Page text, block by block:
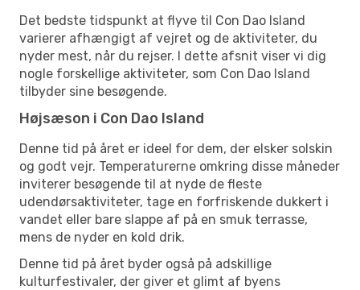
Det bedste tidspunkt at flyve til Con Dao Island
varierer afhængigt af vejret og de aktiviteter, du
nyder mest, når du rejser. I dette afsnit viser vi dig
nogle forskellige aktiviteter, som Con Dao Island
tilbyder sine besøgende.
Højsæson i Con Dao Island
Denne tid på året er ideel for dem, der elsker solskin
og godt vejr. Temperaturerne omkring disse måneder
inviterer besøgende til at nyde de fleste
udendørsaktiviteter, tage en forfriskende dukkert i
vandet eller bare slappe af på en smuk terrasse,
mens de nyder en kold drik.
Denne tid på året byder også på adskillige
kulturfestivaler, der giver et glimt af byens